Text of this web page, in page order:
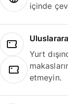
içinde
Yurt
etmeyin.